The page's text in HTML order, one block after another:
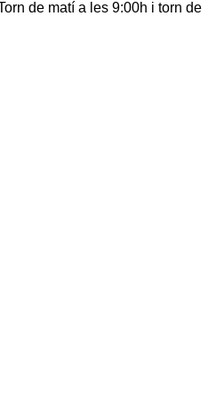
de matí a les 9:00h i torn de